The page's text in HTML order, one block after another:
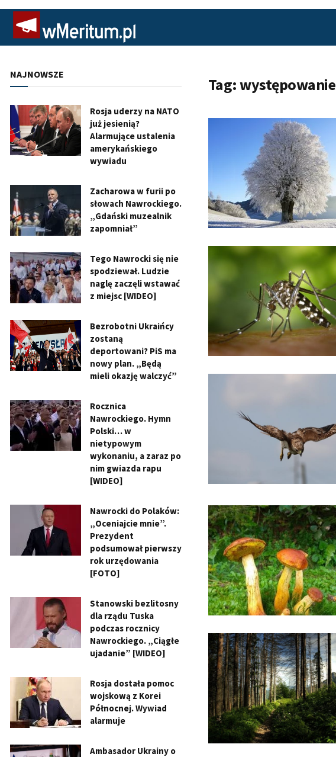
Tag:występowanie
NAJNOWSZE
Rosja uderzy na NATO
już jesienią?
Alarmujące ustalenia
amerykańskiego
wywiadu
Zacharowa w furii po
słowach Nawrockiego.
„Gdański muzealnik
zapomniał”
Tego Nawrocki się nie
spodziewał. Ludzie
naglę zaczęli wstawać
z miejsc [WIDEO]
Bezrobotni Ukraińcy
zostaną
deportowani? PiS ma
nowy plan. „Będą
mieli okazję walczyć”
Rocznica
Nawrockiego. Hymn
Polski… w
nietypowym
wykonaniu, a zaraz po
nim gwiazda rapu
[WIDEO]
Nawrocki do Polaków:
„Oceniajcie mnie”.
Prezydent
podsumował pierwszy
rok urzędowania
[FOTO]
Stanowski bezlitosny
dla rządu Tuska
podczas rocznicy
Nawrockiego. „Ciągłe
ujadanie” [WIDEO]
Rosja dostała pomoc
wojskową z Korei
Północnej. Wywiad
alarmuje
Ambasador Ukrainy o